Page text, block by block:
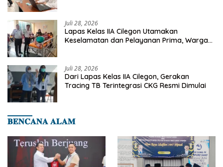
Juli 28, 2026
Lapas Kelas IIA Cilegon Utamakan
Keselamatan dan Pelayanan Prima, Warga
Juli 28, 2026
Dari Lapas Kelas IIA Cilegon, Gerakan
Tracing TB Terintegrasi CKG Resmi Dimulai
𝐁𝐄𝐍𝐂𝐀𝐍𝐀 𝐀𝐋𝐀𝐌